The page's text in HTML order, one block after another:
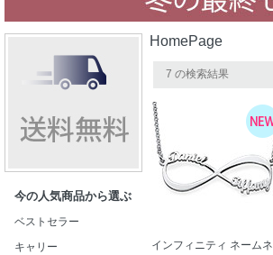
ネームネックレス
プチネームネックレス
愛のブレスレット
イニシャルジュエリー
誕生石コレクション
バーネックレスコレクション
ディスクとサークルのコレクション
メンズ
ギフトコレクション
今の人気商品から選ぶ
ベストセラー
キャリー
HomePage
7 の検索結果
インフィニティ ネームネ